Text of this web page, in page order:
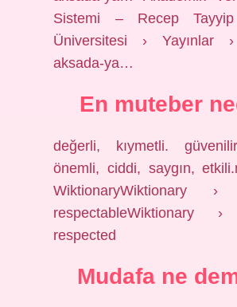
Sistemi – Recep
Üniversitesi › Yayınlar
aksada-ya…
En muteber
değerli, kıymetli.
önemli, ciddi, saygın,
WiktionaryWiktionary
respected
Mudafa ne